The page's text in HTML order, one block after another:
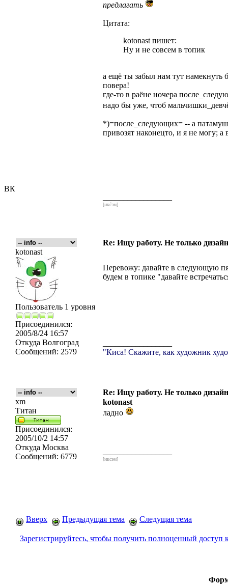
ВК
предлагать
Цитата:
kotonast пишет:
Ну и не совсем в топик
а ещё ты забыл нам тут намекнуть
повера!
где-то в раёне ночера
надо бы уже, чтоб
*)=после_следующих= -- а
привозят наконецто, и я не могу;
[икс́эм]
Re: Ищу работу. Не только
kotonast
Пользователь 1 уровня
Присоединился:
2005/8/24 16:57
Откуда Волгоград
Сообщений: 2579
Перевожу: давайте в следующую
будем в топике "давайте
"Киса! Скажите, как художник
Re: Ищу работу. Не только
xm
Титан
Присоединился:
2005/10/2 14:57
Откуда Москва
Сообщений: 6779
kotonast
ладно
[икс́эм]
Вверх Предыдущая тема Следущая тема
Зарегистрируйтесь, чтобы получить полноценный доступ